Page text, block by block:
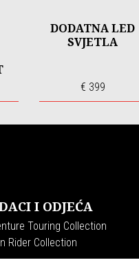
DODATNA LED
SVJETLA
€ 399
I ODJEĆA
Touring Collection
Rider Collection